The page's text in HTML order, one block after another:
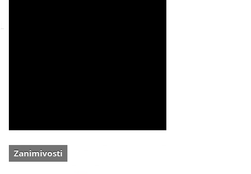
Zanimivosti